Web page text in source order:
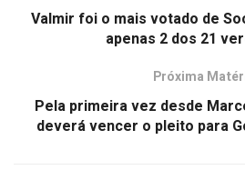
Valmir foi o mais votado de
apenas 2 dos 21
Próxima
Pela primeira vez desde
deverá vencer o pleito para